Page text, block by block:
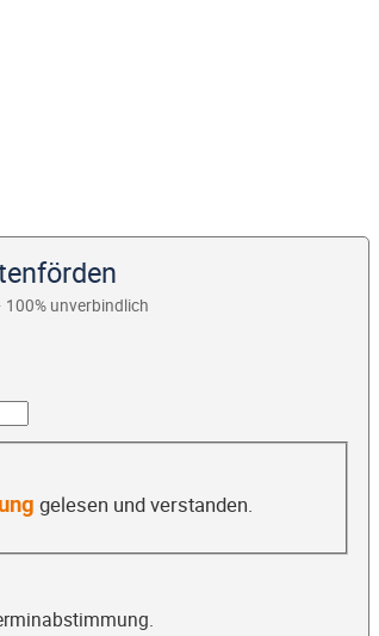
100% unverbindlich
gelesen und verstanden.